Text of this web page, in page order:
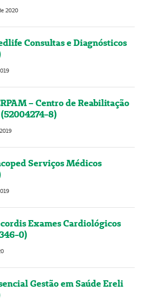
2020
Consultas e Diagnósticos
– Centro de Reabilitação
8)
Serviços Médicos
Exames Cardiológicos
0)
Gestão em Saúde Ereli